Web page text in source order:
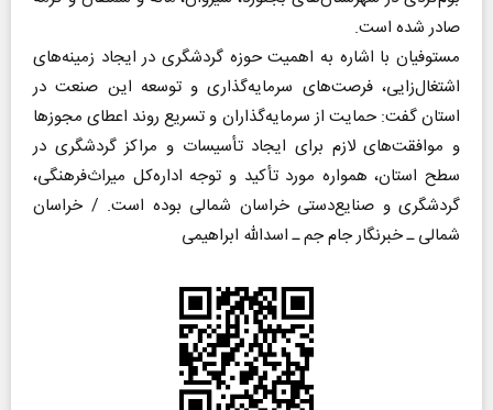
صادر شده است.
مستوفیان با اشاره به اهمیت حوزه گردشگری در ایجاد زمینه‌های
اشتغال‌زایی، فرصت‌های سرمایه‌گذاری و توسعه این صنعت در
استان گفت: حمایت از سرمایه‌گذاران و تسریع روند اعطای مجوزها
و موافقت‌های لازم برای ایجاد تأسیسات و مراکز گردشگری در
سطح استان، همواره مورد تأکید و توجه اداره‌کل میراث‌فرهنگی،
گردشگری و صنایع‌دستی خراسان شمالی بوده است. / خراسان
شمالی ـ خبرنگار جام جم ـ اسدالله ابراهیمی